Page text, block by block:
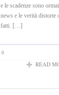
e le scadenze sono
news e le verità distorte
fatti. […]
0
READ